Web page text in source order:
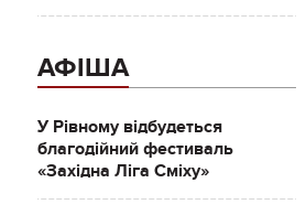
АФІША
У Рівному відбудеться
благодійний фестиваль
«Західна Ліга Сміху»